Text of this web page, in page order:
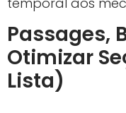
Passages,
Otimizar
Lista)